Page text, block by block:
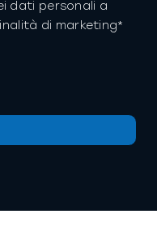
dati personali a
di marketing*
successo.
inviata, la